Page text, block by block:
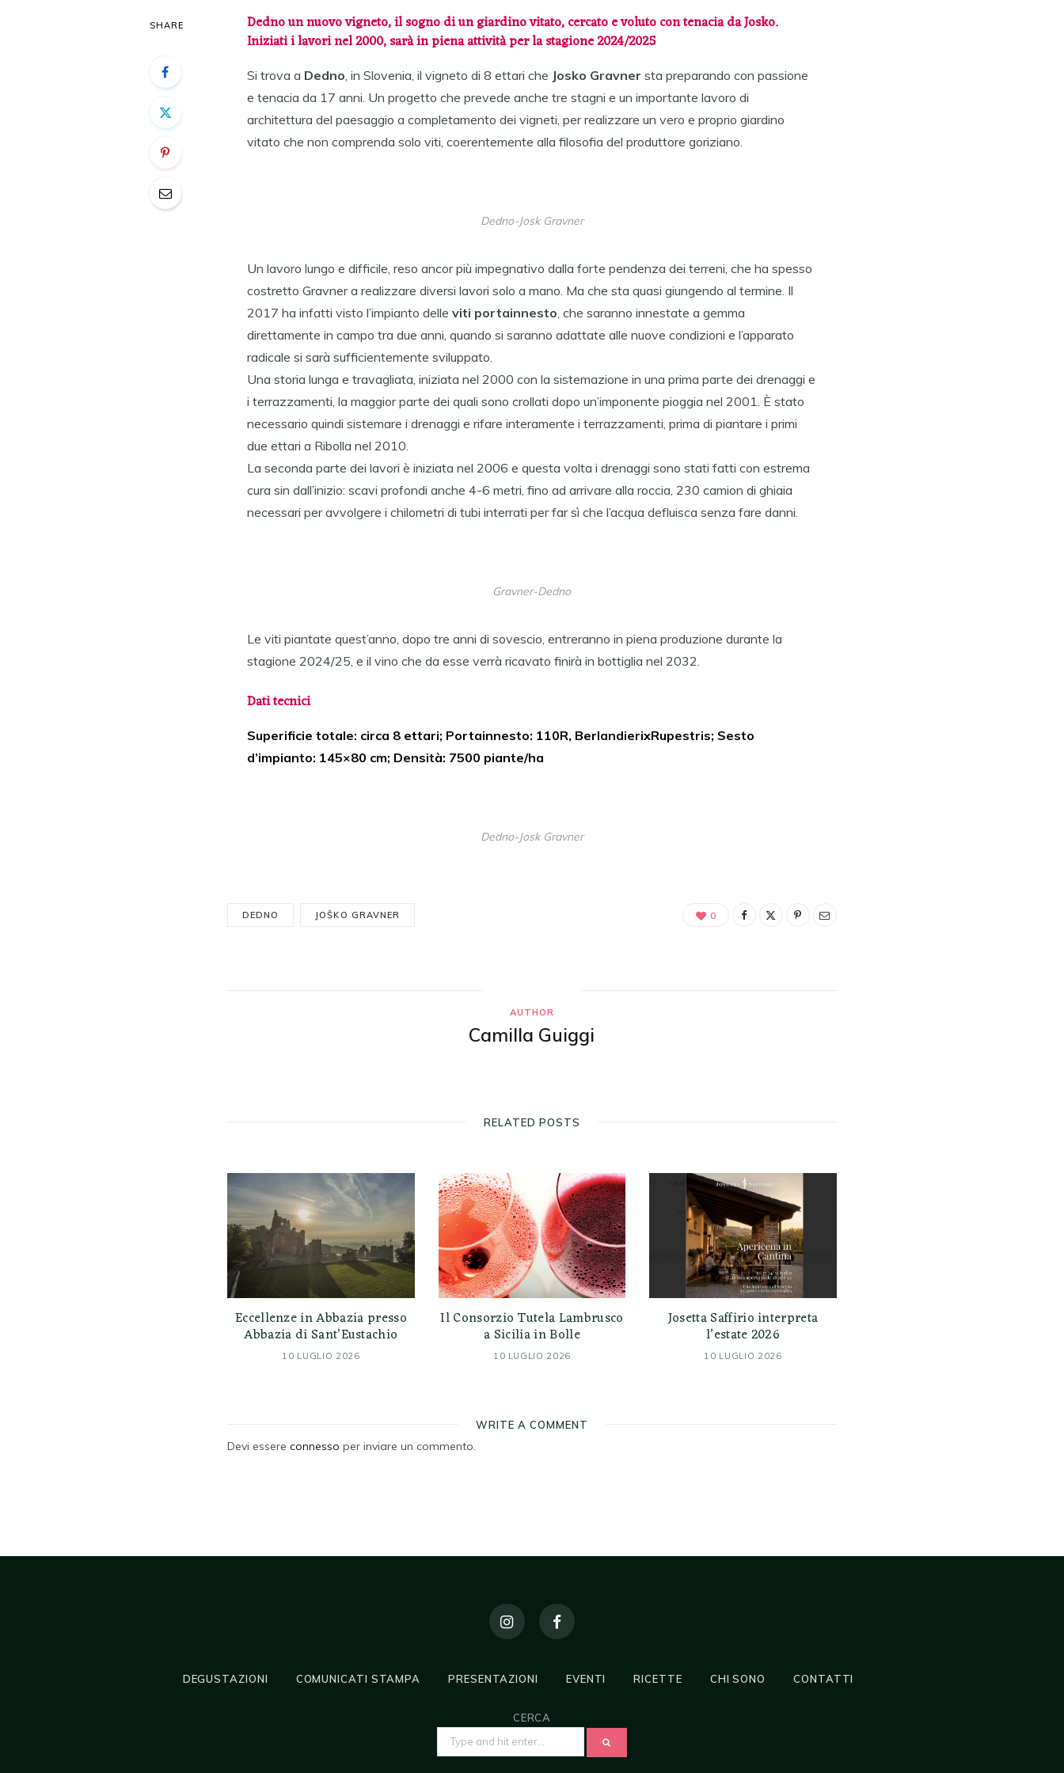
SHARE
Dedno un nuovo vigneto, il sogno di un giardino vitato, cercato e voluto con tenacia da Josko.
Iniziati i lavori nel 2000, sarà in piena attività per la stagione 2024/2025
Si trova a Dedno, in Slovenia, il vigneto di 8 ettari che Josko Gravner sta preparando con passione
e tenacia da 17 anni. Un progetto che prevede anche tre stagni e un importante lavoro di
architettura del paesaggio a completamento dei vigneti, per realizzare un vero e proprio giardino
vitato che non comprenda solo viti, coerentemente alla filosofia del produttore goriziano.
Dedno-Josk Gravner
Un lavoro lungo e difficile, reso ancor più impegnativo dalla forte pendenza dei terreni, che ha spesso
costretto Gravner a realizzare diversi lavori solo a mano. Ma che sta quasi giungendo al termine. Il
2017 ha infatti visto l’impianto delle viti portainnesto, che saranno innestate a gemma
direttamente in campo tra due anni, quando si saranno adattate alle nuove condizioni e l’apparato
radicale si sarà sufficientemente sviluppato.
Una storia lunga e travagliata, iniziata nel 2000 con la sistemazione in una prima parte dei drenaggi e
i terrazzamenti, la maggior parte dei quali sono crollati dopo un’imponente pioggia nel 2001. È stato
necessario quindi sistemare i drenaggi e rifare interamente i terrazzamenti, prima di piantare i primi
due ettari a Ribolla nel 2010.
La seconda parte dei lavori è iniziata nel 2006 e questa volta i drenaggi sono stati fatti con estrema
cura sin dall’inizio: scavi profondi anche 4-6 metri, fino ad arrivare alla roccia, 230 camion di ghiaia
necessari per avvolgere i chilometri di tubi interrati per far sì che l’acqua defluisca senza fare danni.
Gravner-Dedno
Le viti piantate quest’anno, dopo tre anni di sovescio, entreranno in piena produzione durante la
stagione 2024/25, e il vino che da esse verrà ricavato finirà in bottiglia nel 2032.
Dati tecnici
Superificie totale: circa 8 ettari; Portainnesto: 110R, BerlandierixRupestris; Sesto
d’impianto: 145×80 cm; Densità: 7500 piante/ha
Dedno-Josk Gravner
DEDNO JOŠKO GRAVNER 0
AUTHOR
Camilla Guiggi
RELATED POSTS
Eccellenze in Abbazia presso
Abbazia di Sant’Eustachio
10 LUGLIO 2026
Il Consorzio Tutela Lambrusco
a Sicilia in Bolle
10 LUGLIO 2026
Josetta Saffirio interpreta
l’estate 2026
10 LUGLIO 2026
WRITE A COMMENT
Devi essereconnesso per inviare un commento.
DEGUSTAZIONI COMUNICATI STAMPA PRESENTAZIONI EVENTI RICETTE CHI SONO CONTATTI
CERCA
SEARCH
FOR: